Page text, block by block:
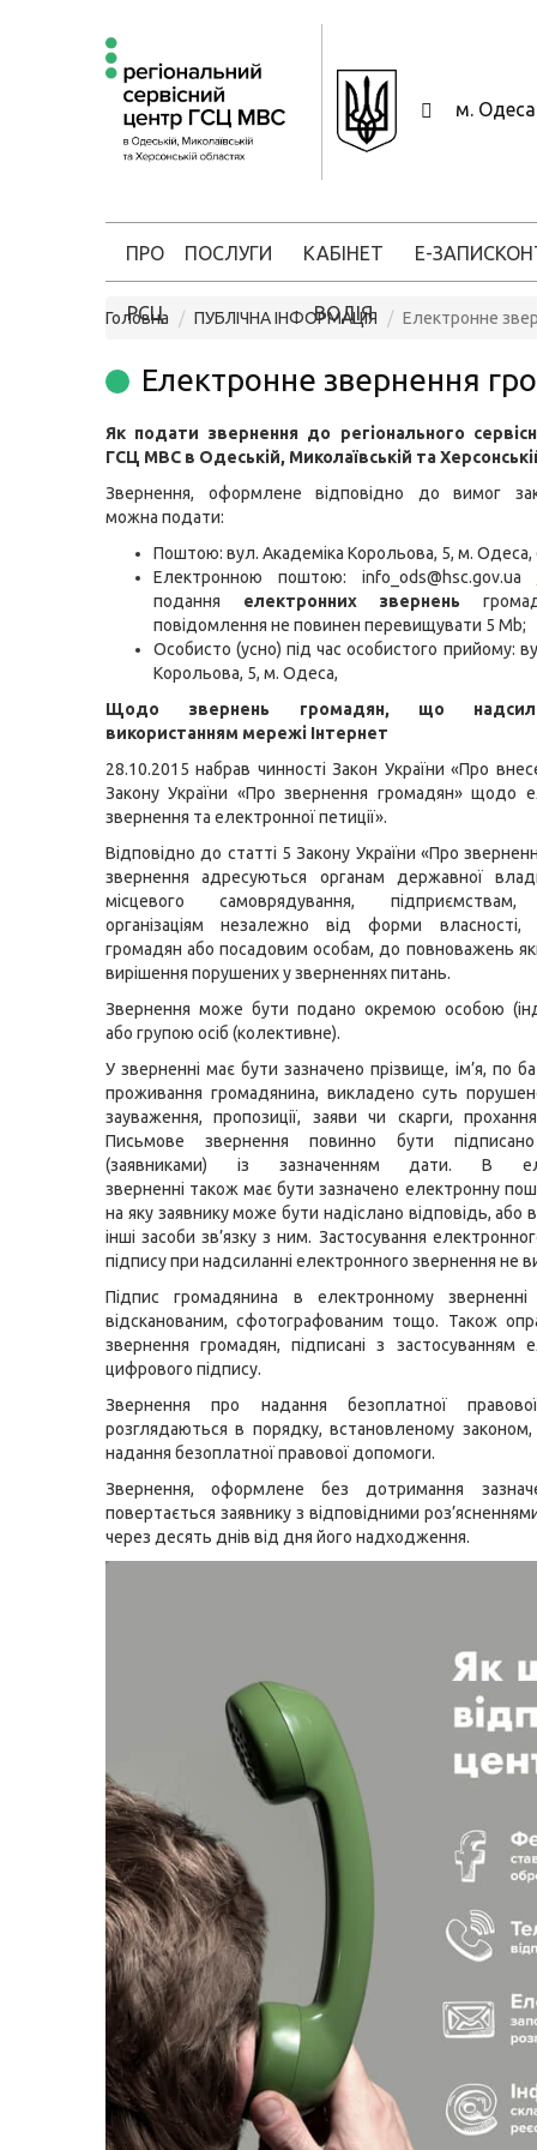
м.
ПРО
РСЦ
ПОСЛУГИ КАБІНЕТ
ВОДІЯ
Е-ЗАПИС
Головна ПУБЛІЧНА ІНФОРМАЦІЯ Електронне
Електронне звернення
Як подати звернення до регіонального
ГСЦ МВС в Одеській, Миколаївській та
Звернення, оформлене відповідно до вимог
можна подати:
Поштою: вул. Академіка Корольова, 5, м. Одеса,
Електронною поштою: info_ods@hsc.gov.ua
подання електронних звернень
повідомлення не повинен перевищувати 5 Mb;
Особисто (усно) під час особистого прийому:
Корольова, 5, м. Одеса,
Щодо звернень громадян, що
використанням мережі Інтернет
28.10.2015 набрав чинності Закон України «Про
Закону України «Про звернення громадян» щодо
звернення та електронної петиції».
Відповідно до статті 5 Закону України «Про
звернення адресуються органам державної
місцевого самоврядування, підприємствам,
організаціям незалежно від форми власності,
громадян або посадовим особам, до повноважень
вирішення порушених у зверненнях питань.
Звернення може бути подано окремою особою
або групою осіб (колективне).
У зверненні має бути зазначено прізвище, ім’я, по
проживання громадянина, викладено суть
зауваження, пропозиції, заяви чи скарги,
Письмове звернення повинно бути
(заявниками) із зазначенням дати. В
зверненні також має бути зазначено електронну
на яку заявнику може бути надіслано відповідь, або
інші засоби зв’язку з ним. Застосування
підпису при надсиланні електронного звернення не
Підпис громадянина в електронному
відсканованим, сфотографованим тощо. Також
звернення громадян, підписані з застосуванням
цифрового підпису.
Звернення про надання безоплатної
розглядаються в порядку, встановленому
надання безоплатної правової допомоги.
Звернення, оформлене без дотримання
повертається заявнику з відповідними
через десять днів від дня його надходження.